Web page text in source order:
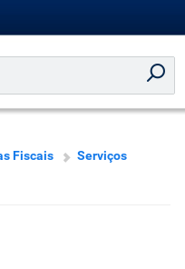
Fiscais
Serviços